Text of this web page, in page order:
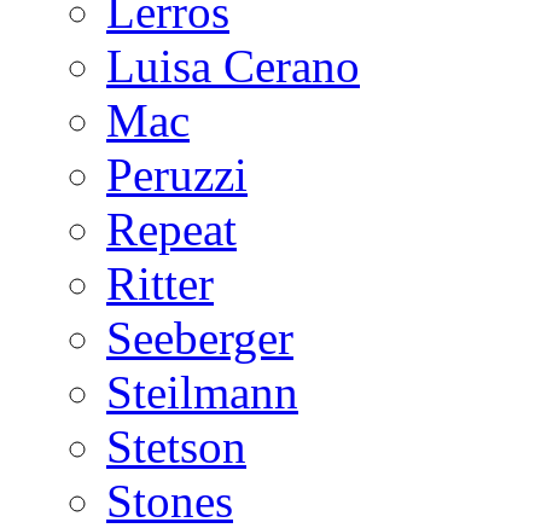
Lerros
Luisa Cerano
Mac
Peruzzi
Repeat
Ritter
Seeberger
Steilmann
Stetson
Stones